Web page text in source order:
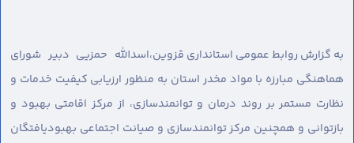
به گزارش روابط عمومی استانداری قزوین،اسدالله حمزیی دبیر شورای
هماهنگی مبارزه با مواد مخدر استان به منظور ارزیابی کیفیت خدمات و
نظارت مستمر بر روند درمان و توانمندسازی، از مرکز اقامتی بهبود و
بازتوانی و همچنین مرکز توانمندسازی و صیانت اجتماعی بهبودیافتگان